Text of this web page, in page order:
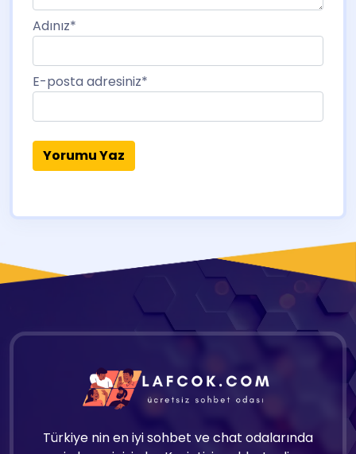
Adınız*
E-posta adresiniz*
Türkiye nin en iyi sohbet ve chat odalarında